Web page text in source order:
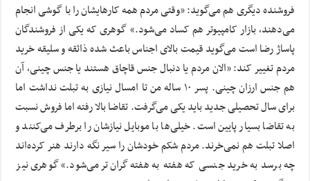
فروشنده دیگری هم می‌گوید: «وقتی مردم همه کارهایشان را با گوشی انجام
می‌دهند، بازار کامپیوتر هم کساد می‌شود.» گوهری که یکی از فروشندگان
پاساژ رضا است می‌گوید قیمت بالای اجناس باعث شده ذائقه و سلیقه خرید
مردم تغییر کند: «الان مردم یا دنبال جنس قاچاق هستند یا جنس چینی، آن
هم جنس ارزان چینی. پسر ۱۰ ساله من تا امسال نیازی به تبلت نداشت اما
برای سال تحصیلی جدید باید یکی می‌گرفت. تقاضا بالا رفته اما فروش نسبت
به تقاضا بسیار پایین است. خیلی‌ها با موبایل نیازشان را برطرف می‌کنند و
اصلا تبلت هم نمی‌خرند. مردم شکم خودشان را سیر نگه دارند هنر کرده‌اند
چه برسد به خرید جنسی که هفته به هفته گران‌تر می‌شود.» گوهری نیز